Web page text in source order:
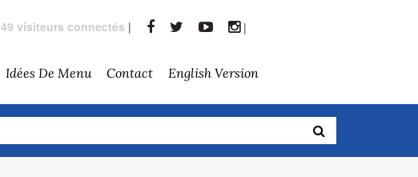
49 visiteurs connectés | |
Idées De Menu Contact English Version